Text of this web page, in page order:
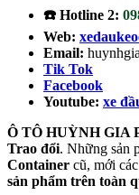
☎️ Hotline 2:
Web:
Email:
Tik Tok
Facebook
Youtube: xe
Ô TÔ HUỲNH GIA
Trao đổi. Những sản
Container cũ, mới
sản phẩm trên toàn